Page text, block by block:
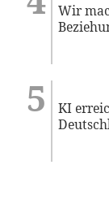
Wir
KI